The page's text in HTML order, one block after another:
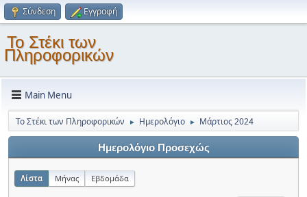
Σύνδεση Εγγραφή
Το Στέκι των
Πληροφορικών
Main Menu
Το Στέκι των Πληροφορικών ► Ημερολόγιο ► Μάρτιος 2024
Ημερολόγιο Προσεχώς
Λίστα Μήνας Εβδομάδα